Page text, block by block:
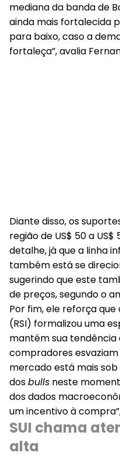
mediana da banda de
ainda mais fortalecida
para baixo, caso a
fortaleça”, avalia
Diante disso, os
região de US$ 50 a
detalhe, já que a linha
também está se
sugerindo que este
de preços, segundo o
Por fim, ele reforça
(RSI) formalizou uma
mantém sua tendência
compradores esvaziam
mercado está mais
dosbulls neste
dos dados
um incentivo à
SUI chama
alta